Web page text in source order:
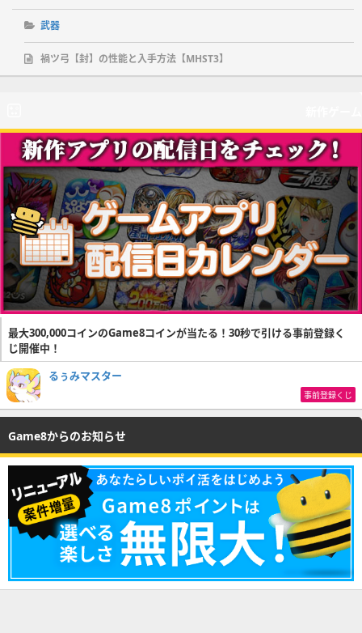
武器
禍ツ弓【封】の性能と入手方法【MHST3】
最大300,000コインのGame8コインが当たる！30秒で引ける事前登録く
じ開催中！
るぅみマスター
事前登録くじ
Game8からのお知らせ